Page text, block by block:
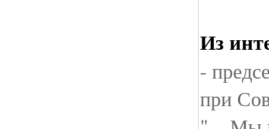
Из
-
при